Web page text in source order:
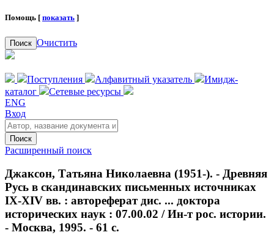
Помощь [ показать ]
Поиск Очистить
Поступления Алфавитный указатель
Имидж-
каталог
Сетевые ресурсы
ENG
Вход
Поиск
Расширенный поиск
Джаксон, Татьяна Николаевна (1951-). - Древняя
Русь в скандинавских письменных источниках
IX-XIV вв. : автореферат дис. ... доктора
исторических наук : 07.00.02 / Ин-т рос. истории.
- Москва, 1995. - 61 с.